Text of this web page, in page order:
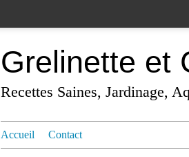
Grelinette et
Recettes Saines, Jardinage,
Accueil Contact